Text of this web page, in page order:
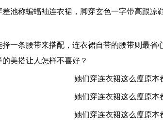
差池称蝙蝠袖连衣裙，脚穿玄色一字带高跟
择一条腰带来搭配，连衣裙自带的腰带则最省
的美搭让人怎样不喜好？